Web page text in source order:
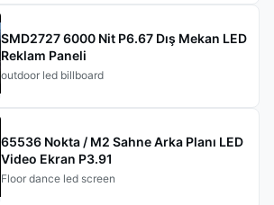
SMD2727 6000 Nit P6.67 Dış Mekan LED
Reklam Paneli
outdoor led billboard
65536 Nokta / M2 Sahne Arka Planı LED
Video Ekran P3.91
Floor dance led screen